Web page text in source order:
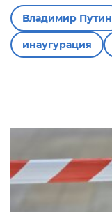
Владимир Путин
инаугурация